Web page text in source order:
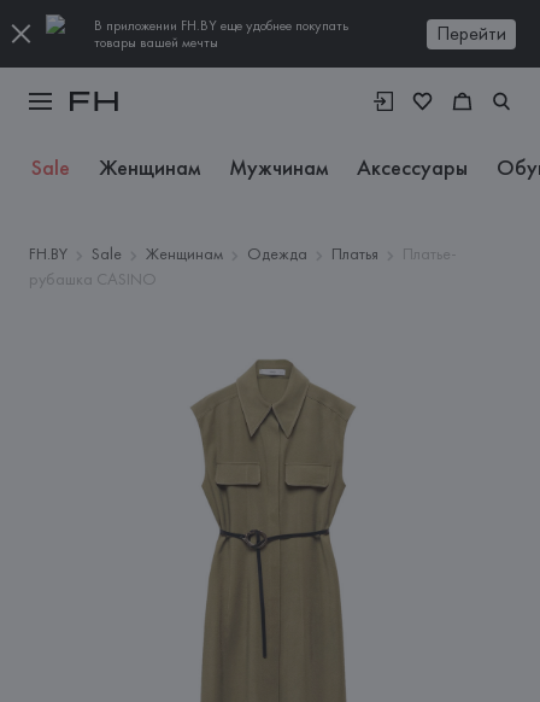
В приложении FH.BY еще удобнее покупать
товары вашей мечты
Перейти
Sale Женщинам Мужчинам Аксессуары
FH.BY Sale Женщинам Одежда Платья
Платье-
рубашка CASINO